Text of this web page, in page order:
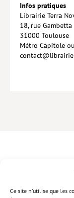
Ce site n'utilise que les
Infos pratiques
Librairie Terra
18, rue Gambetta
31000 Toulouse
Métro Capitole
CONTACT